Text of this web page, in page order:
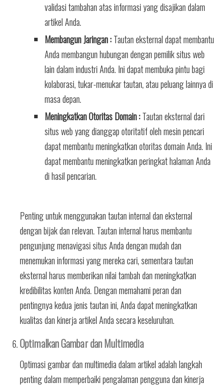
validasi tambahan atas informasi yang disajikan dalam
artikel Anda.
Membangun Jaringan :Tautan eksternal dapat membantu
Anda membangun hubungan dengan pemilik situs web
lain dalam industri Anda. Ini dapat membuka pintu bagi
kolaborasi, tukar-menukar tautan, atau peluang lainnya di
masa depan.
Meningkatkan Otoritas Domain :Tautan eksternal dari
situs web yang dianggap otoritatif oleh mesin pencari
dapat membantu meningkatkan otoritas domain Anda. Ini
dapat membantu meningkatkan peringkat halaman Anda
di hasil pencarian.
Penting untuk menggunakan tautan internal dan eksternal
dengan bijak dan relevan. Tautan internal harus membantu
pengunjung menavigasi situs Anda dengan mudah dan
menemukan informasi yang mereka cari, sementara tautan
eksternal harus memberikan nilai tambah dan meningkatkan
kredibilitas konten Anda. Dengan memahami peran dan
pentingnya kedua jenis tautan ini, Anda dapat meningkatkan
kualitas dan kinerja artikel Anda secara keseluruhan.
Optimalkan Gambar dan Multimedia
Optimasi gambar dan multimedia dalam artikel adalah langkah
penting dalam memperbaiki pengalaman pengguna dan kinerja